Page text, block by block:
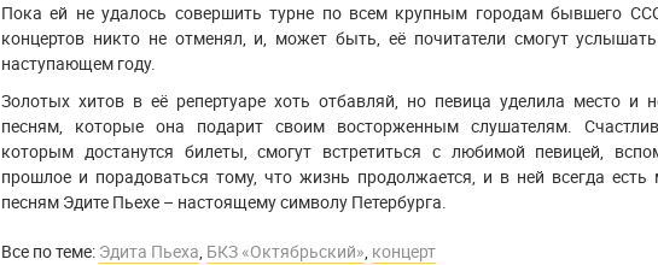
Пока ей не удалось совершить турне по всем крупным городам бывшего
концертов никто не отменял, и, может быть, её почитатели смогут
наступающем году.
Золотых хитов в её репертуаре хоть отбавляй, но певица уделила место и
песням, которые она подарит своим восторженным слушателям.
которым достанутся билеты, смогут встретиться с любимой певицей,
прошлое и порадоваться тому, что жизнь продолжается, и в ней всегда есть
песням Эдите Пьехе – настоящему символу Петербурга.
Все по теме: Эдита Пьеха, БКЗ «Октябрьский», концерт